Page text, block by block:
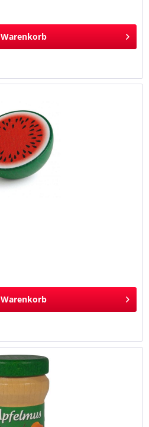
Warenkorb
Warenkorb